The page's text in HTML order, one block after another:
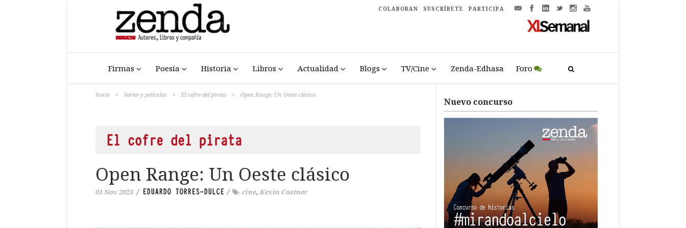
COLABORAN SUSCRÍBETE PARTICIPA
Firmas Poesía Historia Libros Actualidad Blogs TV/Cine Zenda-Edhasa Foro
Inicio > Series y películas > El cofre del pirata > Open Range: Un Oeste clásico
El cofre del pirata
Open Range: Un Oeste clásico
01 Nov 2023 / EDUARDO TORRES-DULCE / cine, Kevin Costner
Nuevo concurso